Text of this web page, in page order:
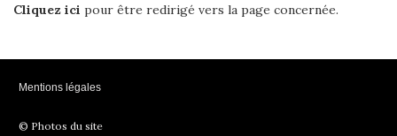
Cliquez ici pour être redirigé vers la page concernée.
Mentions légales
© Photos du site